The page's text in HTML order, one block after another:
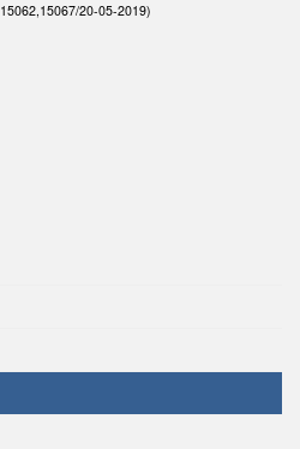
15062,15067/20-05-2019)